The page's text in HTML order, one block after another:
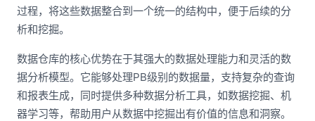
过程，将这些数据整合到一个统一的结构中，便于后续的分
析和挖掘。
数据仓库的核心优势在于其强大的数据处理能力和灵活的数
据分析模型。它能够处理PB级别的数据量，支持复杂的查询
和报表生成，同时提供多种数据分析工具，如数据挖掘、机
器学习等，帮助用户从数据中挖掘出有价值的信息和洞察。